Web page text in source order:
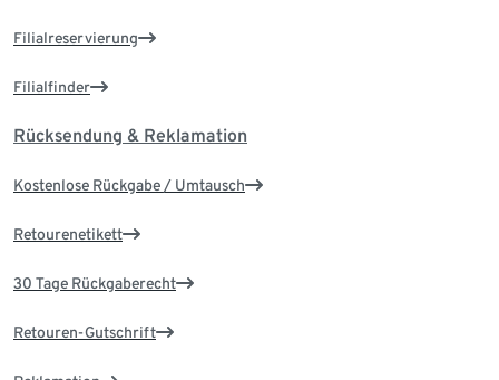
Filialreservierung
Filialfinder
Rücksendung & Reklamation
Kostenlose Rückgabe / Umtausch
Retourenetikett
30 Tage Rückgaberecht
Retouren-Gutschrift